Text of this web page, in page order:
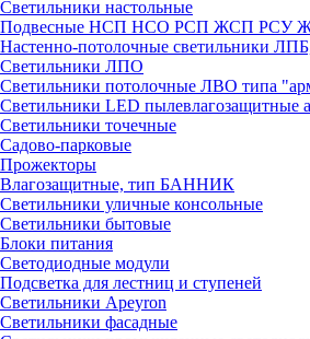
Светильники настольные
Подвесные НСП НСО РСП ЖСП РСУ
Настенно-потолочные светильники
Светильники ЛПО
Светильники потолочные ЛВО типа
Светильники LED пылевлагозащитные
Светильники точечные
Садово-парковые
Прожекторы
Влагозащитные, тип БАННИК
Светильники уличные консольные
Светильники бытовые
Блоки питания
Светодиодные модули
Подсветка для лестниц и ступеней
Светильники Apeyron
Светильники фасадные